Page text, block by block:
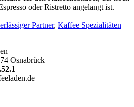
oder Ristretto angelangt ist.
Partner, Kaffee Spezialitäten
Osnabrück